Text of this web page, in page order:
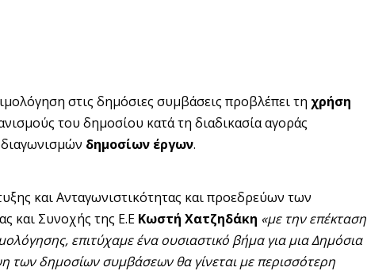
στις δημόσιες συμβάσεις προβλέπει τη χρήση
του δημοσίου κατά τη διαδικασία αγοράς
δημοσίων έργων.
και Ανταγωνιστικότητας και προεδρεύων των
και Συνοχής της Ε.Ε Κωστή Χατζηδάκη «με την επέκταση
επιτύχαμε ένα ουσιαστικό βήμα για μια Δημόσια
των δημοσίων συμβάσεων θα γίνεται με περισσότερη